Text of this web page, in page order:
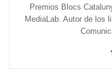
Premios Blocs
MediaLab. Autor de los